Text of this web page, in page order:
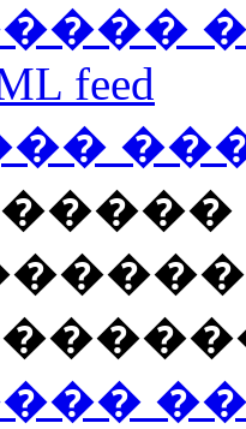
feed